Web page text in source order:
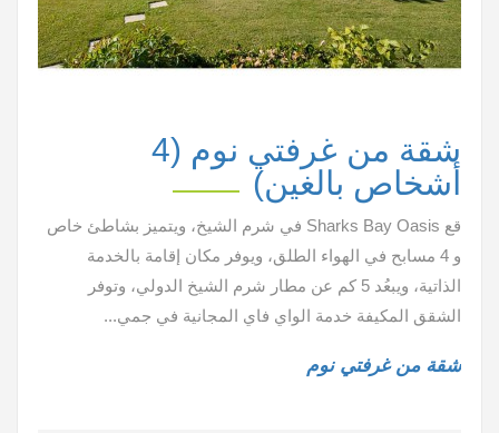
شقة من غرفتي نوم (4
أشخاص بالغين)
قع Sharks Bay Oasis في شرم الشيخ، ويتميز بشاطئ خاص
و 4 مسابح في الهواء الطلق، ويوفر مكان إقامة بالخدمة
الذاتية، ويبعُد 5 كم عن مطار شرم الشيخ الدولي، وتوفر
الشقق المكيفة خدمة الواي فاي المجانية في جمي...
شقة من غرفتي نوم